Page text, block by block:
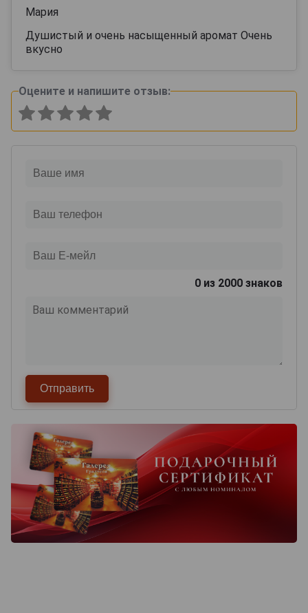
Мария
Душистый и очень насыщенный аромат Очень
вкусно
Оцените и напишите отзыв:
0 из 2000 знаков